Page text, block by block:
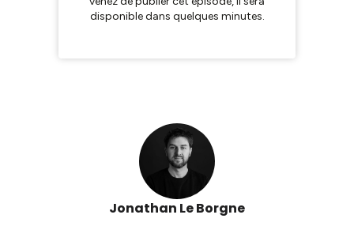
Jonathan Le Borgne